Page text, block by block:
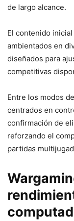
de largo alcance.
El contenido
ambientados en
diseñados para
competitivas
Entre los modos
centrados en
confirmación de
reforzando el
partidas